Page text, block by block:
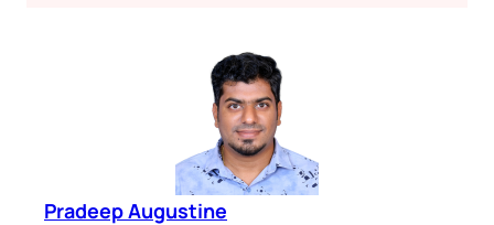
Pradeep Augustine